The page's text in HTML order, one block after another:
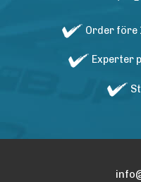
Order före
Experter